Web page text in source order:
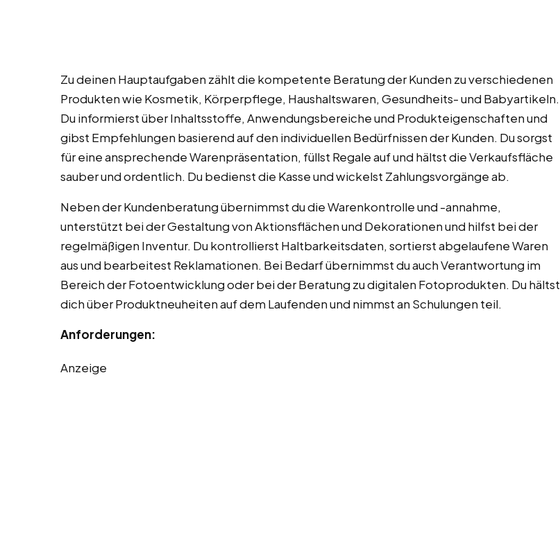
Zu deinen Hauptaufgaben zählt die kompetente Beratung der Kunden zu verschiedenen
Produkten wie Kosmetik, Körperpflege, Haushaltswaren, Gesundheits- und Babyartikeln.
Du informierst über Inhaltsstoffe, Anwendungsbereiche und Produkteigenschaften und
gibst Empfehlungen basierend auf den individuellen Bedürfnissen der Kunden. Du sorgst
für eine ansprechende Warenpräsentation, füllst Regale auf und hältst die Verkaufsfläche
sauber und ordentlich. Du bedienst die Kasse und wickelst Zahlungsvorgänge ab.
Neben der Kundenberatung übernimmst du die Warenkontrolle und -annahme,
unterstützt bei der Gestaltung von Aktionsflächen und Dekorationen und hilfst bei der
regelmäßigen Inventur. Du kontrollierst Haltbarkeitsdaten, sortierst abgelaufene Waren
aus und bearbeitest Reklamationen. Bei Bedarf übernimmst du auch Verantwortung im
Bereich der Fotoentwicklung oder bei der Beratung zu digitalen Fotoprodukten. Du hältst
dich über Produktneuheiten auf dem Laufenden und nimmst an Schulungen teil.
Anforderungen:
Anzeige